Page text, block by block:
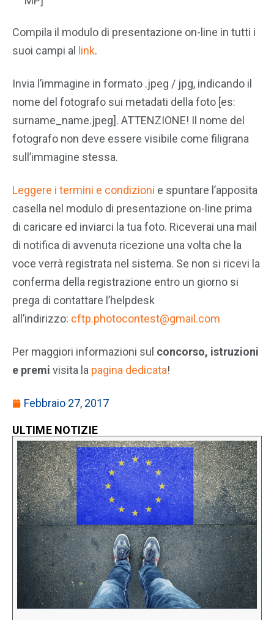
Compila il modulo di presentazione on-line in tutti i
suoi campi al
link.
Invia l’immagine in formato .jpeg / jpg, indicando il
nome del fotografo sui metadati della foto [es:
surname_name.jpeg]. ATTENZIONE! Il nome del
fotografo non deve essere visibile come filigrana
sull’immagine stessa.
Leggere i termini e condizioni e spuntare l’apposita
casella nel modulo di presentazione on-line prima
di caricare ed inviarci la tua foto. Riceverai una mail
di notifica di avvenuta ricezione una volta che la
voce verrà registrata nel sistema. Se non si ricevi la
conferma della registrazione entro un giorno si
prega di contattare l’helpdesk
all’indirizzo: cftp.photocontest@gmail.com
Per maggiori informazioni sul concorso, istruzioni
e premi visita la pagina dedicata!
Febbraio 27, 2017
ULTIME NOTIZIE